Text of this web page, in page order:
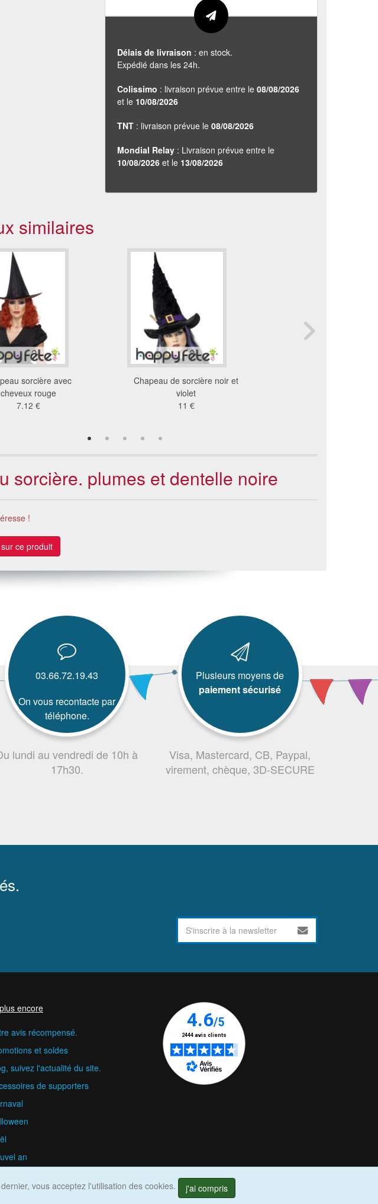
Délais de livraison : en stock.
Expédié dans les 24h.
Colissimo : livraison prévue entre le 08/08/2026
et le 10/08/2026
TNT : livraison prévue le 08/08/2026
Mondial Relay : Livraison prévue entre le
10/08/2026 et le 13/08/2026
similaires
sorcière avec
cheveux rouge
7.12 €
Chapeau de sorcière noir et
violet
11 €
sorcière. plumes et dentelle noire
!
ce produit
03.66.72.19.43
On vous recontacte par
téléphone.
lundi au vendredi de 10h à
17h30.
Plusieurs moyens de
paiement sécurisé
Visa, Mastercard, CB, Paypal,
virement, chèque, 3D-SECURE
encore
avis récompensé.
et soldes
suivez l'actualité du site.
de supporters
an
vous acceptez l'utilisation des cookies.
j'ai compris